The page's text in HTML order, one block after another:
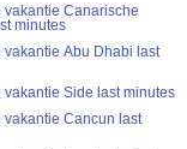
vakantie Canarische
minutes
vakantie Abu Dhabi last
vakantie Side last minutes
vakantie Cancun last